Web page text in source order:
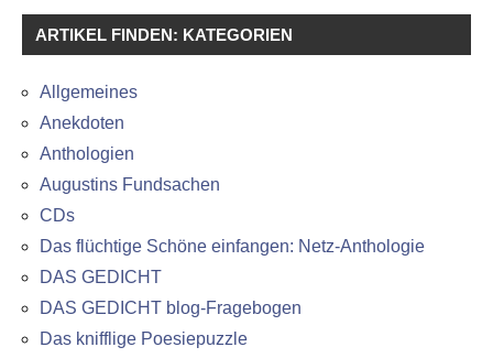
ARTIKEL FINDEN: KATEGORIEN
Allgemeines
Anekdoten
Anthologien
Augustins Fundsachen
CDs
Das flüchtige Schöne einfangen: Netz-Anthologie
DAS GEDICHT
DAS GEDICHT blog-Fragebogen
Das knifflige Poesiepuzzle